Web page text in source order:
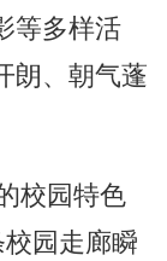
等多样活
朗、朝气蓬
校园特色
园走廊瞬